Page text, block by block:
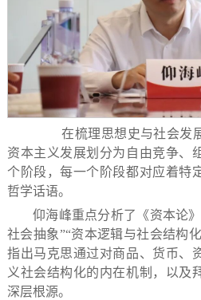
在梳理思想史与社会发
资本主义发展划分为自由竞争、
个阶段，每一个阶段都对应着特
哲学话语。
仰海峰重点分析了《资本论
社会抽象”“资本逻辑与社会结构
指出马克思通过对商品、货币、
义社会结构化的内在机制，以及
深层根源。